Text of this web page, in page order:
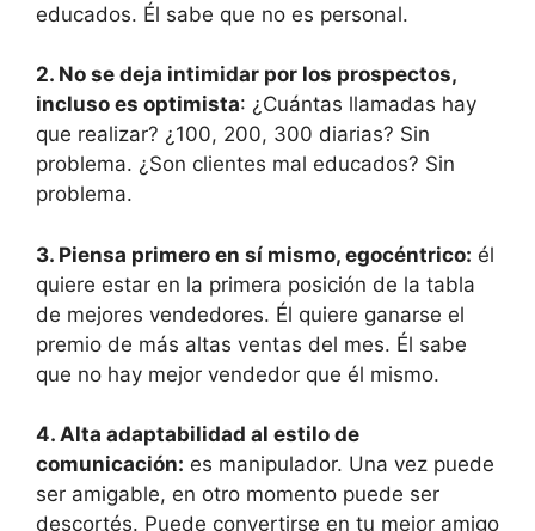
educados. Él sabe que no es personal.
2. No se deja intimidar por los prospectos,
incluso es optimista: ¿Cuántas llamadas hay
que realizar? ¿100, 200, 300 diarias? Sin
problema. ¿Son clientes mal educados? Sin
problema.
3. Piensa primero en sí mismo, egocéntrico: él
quiere estar en la primera posición de la tabla
de mejores vendedores. Él quiere ganarse el
premio de más altas ventas del mes. Él sabe
que no hay mejor vendedor que él mismo.
4. Alta adaptabilidad al estilo de
comunicación: es manipulador. Una vez puede
ser amigable, en otro momento puede ser
descortés. Puede convertirse en tu mejor amigo